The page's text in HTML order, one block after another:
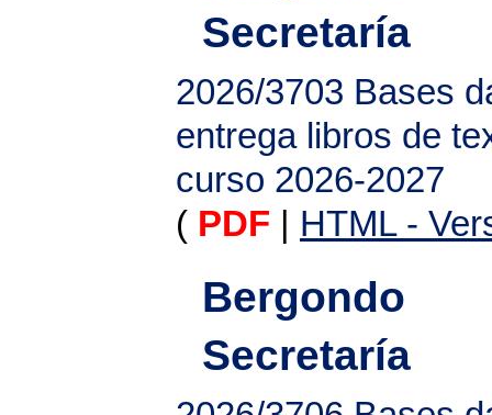
Secretaría
2026/3703 Bases
entrega libros de
curso 2026-2027
( PDF HTML -
Bergondo
Secretaría